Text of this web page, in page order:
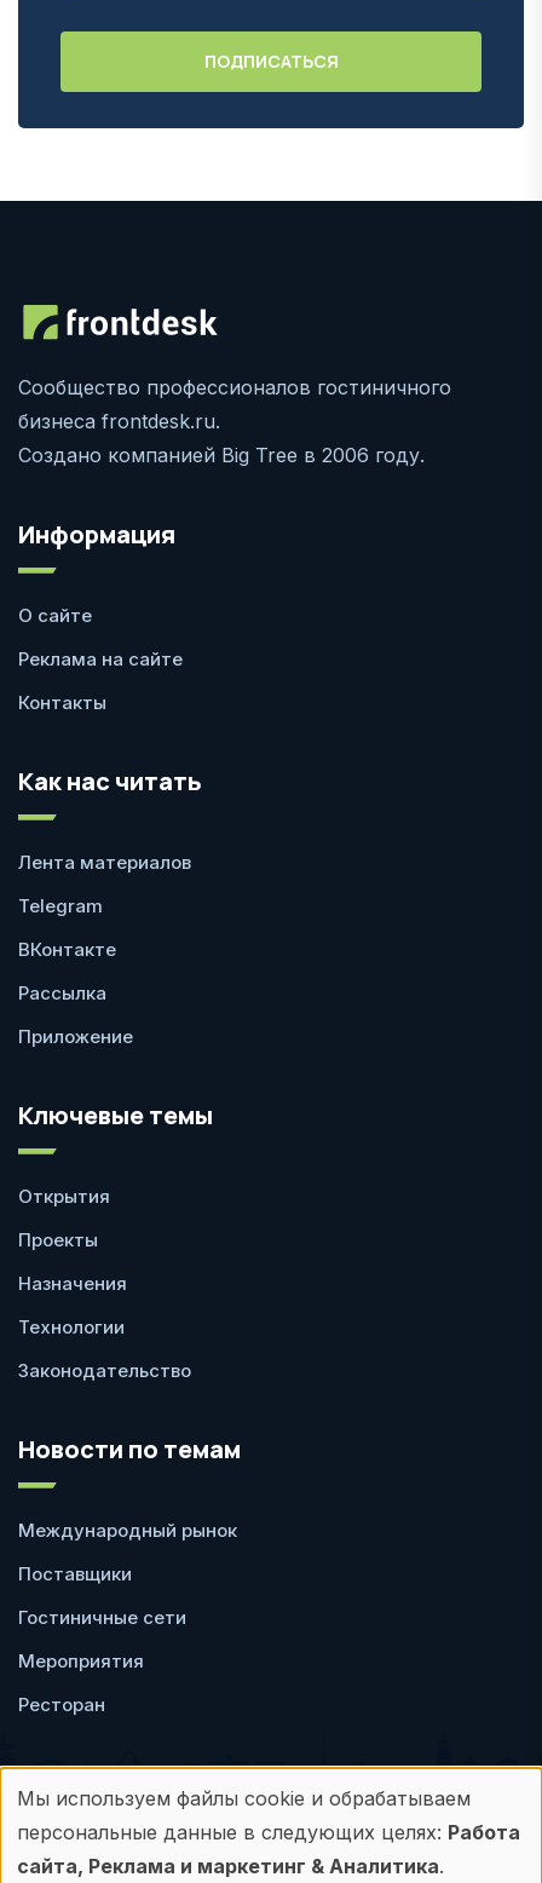
Сообщество профессионалов гостиничного
бизнеса frontdesk.ru.
Создано компанией Big Tree в 2006 году.
Информация
О сайте
Реклама на сайте
Контакты
Как нас читать
Лента материалов
Telegram
ВКонтакте
Рассылка
Приложение
Ключевые темы
Открытия
Проекты
Назначения
Технологии
Законодательство
Новости по темам
Международный рынок
Поставщики
Гостиничные сети
Мероприятия
Ресторан
Пользовательское
Политика
Использование
Мы используем файлы cookie и обрабатываем
персональные данные в следующих целях: Работа
сайта, Реклама и маркетинг & Аналитика.